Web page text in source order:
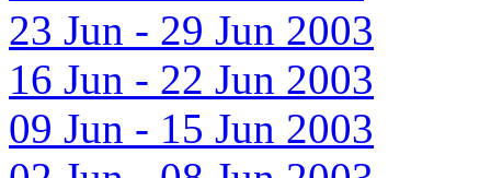
23 Jun - 29 Jun 2003
16 Jun - 22 Jun 2003
09 Jun - 15 Jun 2003